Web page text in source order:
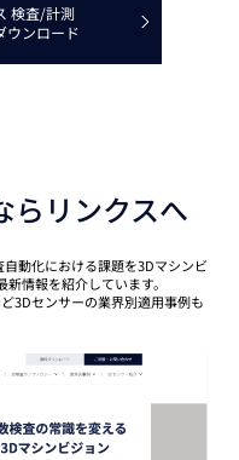
検査/計測
ウンロード
らリンクスへ
動化における課題を3Dマシンビ
情報を紹介しています。
3Dセンサーの業界別適用事例も